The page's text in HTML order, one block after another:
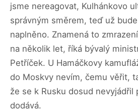
jsme nereagovat, Kulhánkovo
správným směrem, teď už
naplněno. Znamená to
na několik let, říká bývalý
Petříček. U Hamáčkovy
do Moskvy nevím, čemu věřit,
že se k Rusku dosud nevyjádřil
dodává.